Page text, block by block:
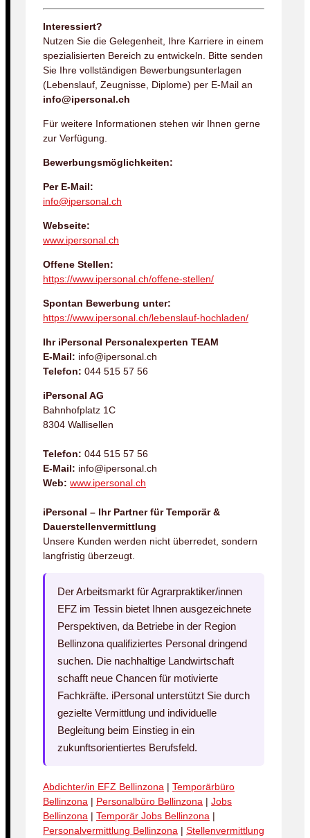
Interessiert?
Nutzen Sie die Gelegenheit, Ihre Karriere in einem
spezialisierten Bereich zu entwickeln. Bitte senden
Sie Ihre vollständigen Bewerbungsunterlagen
(Lebenslauf, Zeugnisse, Diplome) per E-Mail an
info@ipersonal.ch
Für weitere Informationen stehen wir Ihnen gerne
zur Verfügung.
Bewerbungsmöglichkeiten:
Per E-Mail:
info@ipersonal.ch
Webseite:
www.ipersonal.ch
Offene Stellen:
https://www.ipersonal.ch/offene-stellen/
Spontan Bewerbung unter:
https://www.ipersonal.ch/lebenslauf-hochladen/
Ihr iPersonal Personalexperten TEAM
E-Mail: info@ipersonal.ch
Telefon: 044 515 57 56
iPersonal AG
Bahnhofplatz 1C
8304 Wallisellen
Telefon: 044 515 57 56
E-Mail: info@ipersonal.ch
Web: www.ipersonal.ch
iPersonal – Ihr Partner für Temporär &
Dauerstellenvermittlung
Unsere Kunden werden nicht überredet, sondern
langfristig überzeugt.
Der Arbeitsmarkt für Agrarpraktiker/innen
EFZ im Tessin bietet Ihnen ausgezeichnete
Perspektiven, da Betriebe in der Region
Bellinzona qualifiziertes Personal dringend
suchen. Die nachhaltige Landwirtschaft
schafft neue Chancen für motivierte
Fachkräfte. iPersonal unterstützt Sie durch
gezielte Vermittlung und individuelle
Begleitung beim Einstieg in ein
zukunftsorientiertes Berufsfeld.
Abdichter/in EFZ Bellinzona | Temporärbüro
Bellinzona | Personalbüro Bellinzona | Jobs
Bellinzona | Temporär Jobs Bellinzona |
Personalvermittlung Bellinzona | Stellenvermittlung